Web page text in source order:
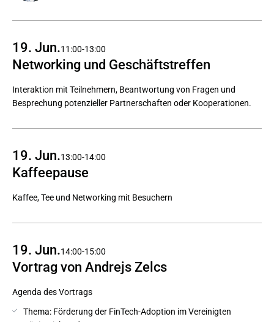
19. Jun.11:00-13:00
Networking und Geschäftstreffen
Interaktion mit Teilnehmern, Beantwortung von Fragen und
Besprechung potenzieller Partnerschaften oder Kooperationen.
19. Jun.13:00-14:00
Kaffeepause
Kaffee, Tee und Networking mit Besuchern
19. Jun.14:00-15:00
Vortrag von Andrejs Zelcs
Agenda des Vortrags
Thema: Förderung der FinTech-Adoption im Vereinigten